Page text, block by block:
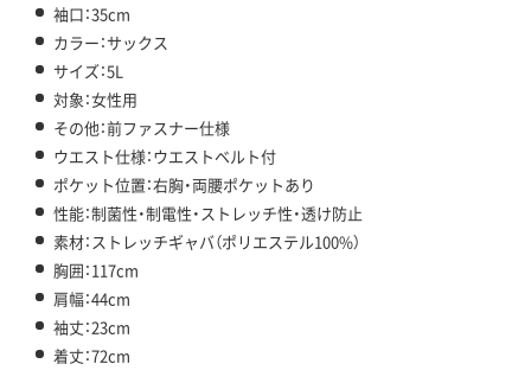
袖口：35cm
カラー：サックス
サイズ：5L
対象：女性用
その他：前ファスナー仕様
ウエスト仕様：ウエストベルト付
ポケット位置：右胸・両腰ポケットあり
性能：制菌性・制電性・ストレッチ性・透け防止
素材：ストレッチギャバ（ポリエステル100%）
胸囲：117cm
肩幅：44cm
袖丈：23cm
着丈：72cm